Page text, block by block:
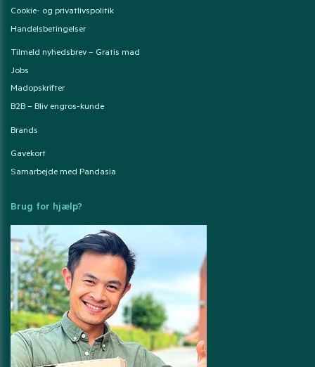
Cookie- og privatlivspolitik
Handelsbetingelser
Tilmeld nyhedsbrev – Gratis mad
Jobs
Madopskrifter
B2B – Bliv engros-kunde
Brands
Gavekort
Samarbejde med Pandasia
Brug for hjælp?